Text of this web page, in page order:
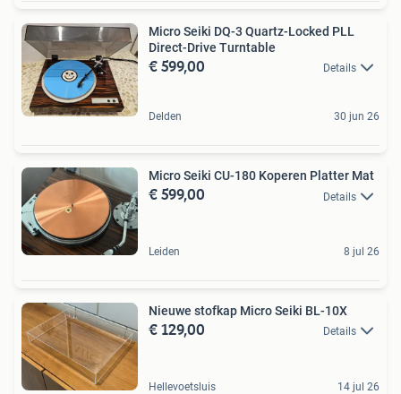
Micro Seiki DQ-3 Quartz-Locked PLL
Direct-Drive Turntable
€ 599,00 Details
Delden 30 jun 26
Micro Seiki CU-180 Koperen Platter Mat
€ 599,00 Details
Leiden 8 jul 26
Nieuwe stofkap Micro Seiki BL-10X
€ 129,00 Details
Hellevoetsluis 14 jul 26